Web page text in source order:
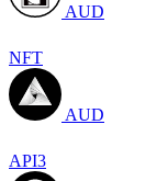
AUD
NFT
AUD
API3